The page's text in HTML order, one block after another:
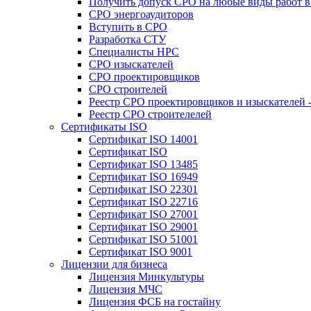
СРО энергоаудиторов
Вступить в СРО
Разработка СТУ
Специалисты НРС
СРО изыскателей
СРО проектировщиков
СРО строителей
Реестр СРО проектировщиков и изыскателей
Реестр СРО строителелей
Сертификаты ISO
Сертификат ISO 14001
Сертификат ISO
Сертификат ISO 13485
Сертификат ISO 16949
Сертификат ISO 22301
Сертификат ISO 22716
Сертификат ISO 27001
Сертификат ISO 29001
Сертификат ISO 51001
Сертификат ISO 9001
Лицензии для бизнеса
Лицензия Минкультуры
Лицензия МЧС
Лицензия ФСБ на гостайну